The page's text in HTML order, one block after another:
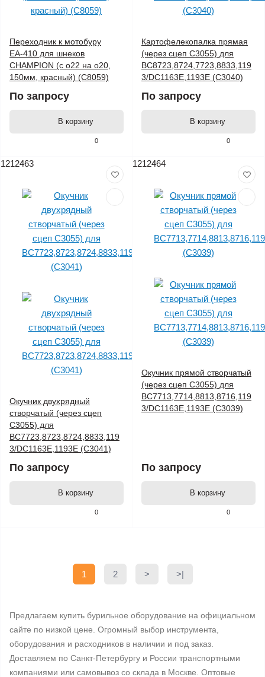
0
Переходник к мотобуру
ЕА-410 для шнеков
CHAMPION (с o22 на o20,
150мм, красный) (C8059)
По запросу
В корзину
0
Картофелекопалка прямая
(через сцеп C3055) для
BC8723,8724,7723,8833,119
3/DC1163E,1193E (C3040)
По запросу
В корзину
1212463
0
Окучник двухрядный
створчатый (через сцеп
C3055) для
ВС7723,8723,8724,8833,119
3/DC1163E,1193E (C3041)
По запросу
В корзину
1212464
0
Окучник прямой створчатый
(через сцеп C3055) для
BC7713,7714,8813,8716,119
3/DC1163E,1193E (C3039)
По запросу
В корзину
1 2 > >|
Предлагаем купить бурильное оборудование на официальном
сайте по низкой цене. Огромный выбор инструмента,
оборудования и расходников в наличии и под заказ.
Доставляем по Санкт-Петербургу и России транспортными
компаниями или самовывоз со склада в Москве. Оптовые